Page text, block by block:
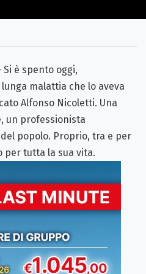
Si è spento oggi,
malattia che lo aveva
Alfonso Nicoletti. Una
un professionista
popolo. Proprio, tra e per
per tutta la sua vita.